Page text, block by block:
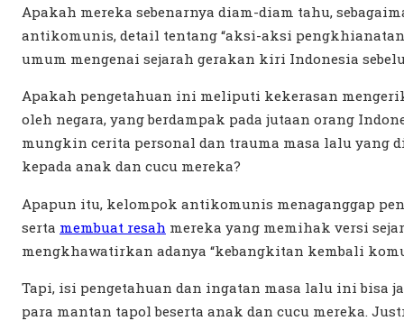
Apakah mereka sebenarnya diam-diam tahu,
antikomunis, detail tentang “aksi-aksi
umum mengenai sejarah gerakan kiri Indonesia
Apakah pengetahuan ini meliputi kekerasan
oleh negara, yang berdampak pada jutaan orang
mungkin cerita personal dan trauma masa lalu yang
kepada anak dan cucu mereka?
Apapun itu, kelompok antikomunis menaganggap
serta membuat resah mereka yang memihak versi
mengkhawatirkan adanya “kebangkitan kembali
Tapi, isi pengetahuan dan ingatan masa lalu ini bisa
para mantan tapol beserta anak dan cucu mereka.